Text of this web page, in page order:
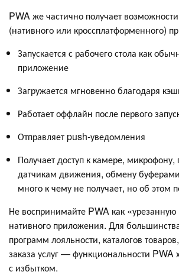
PWA же частично получает возможности
(нативного или кроссплатформенного)
Запускается с рабочего стола как
приложение
Загружается мгновенно благодаря
Работает оффлайн после первого
Отправляет push-уведомления
Получает доступ к камере, микрофону,
датчикам движения, обмену
много к чему не получает, но об этом
Не воспринимайте PWA как
нативного приложения. Для
программ лояльности, каталогов
заказа услуг — функциональности PWA
с избытком.